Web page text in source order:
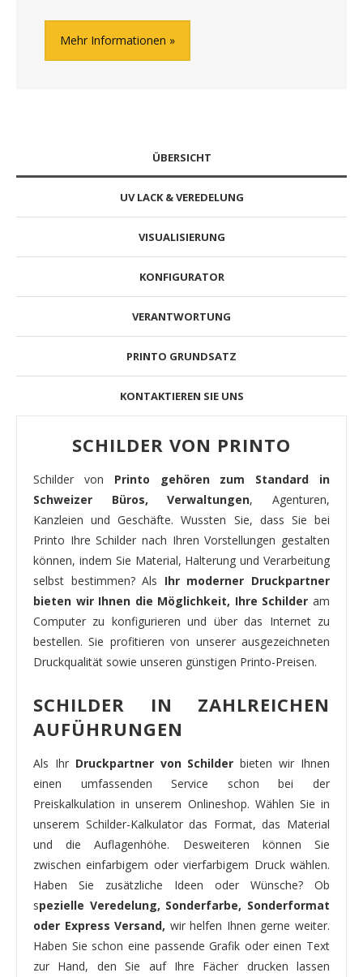
Mehr Informationen
ÜBERSICHT
UV LACK & VEREDELUNG
VISUALISIERUNG
KONFIGURATOR
VERANTWORTUNG
PRINTO GRUNDSATZ
KONTAKTIEREN SIE UNS
SCHILDER VON PRINTO
Schilder von Printo gehören zum Standard in
Schweizer Büros, Verwaltungen, Agenturen,
Kanzleien und Geschäfte. Wussten Sie, dass Sie bei
Printo Ihre Schilder nach Ihren Vorstellungen gestalten
können, indem Sie Material, Halterung und Verarbeitung
selbst bestimmen? Als Ihr moderner Druckpartner
bieten wir Ihnen die Möglichkeit, Ihre Schilder am
Computer zu konfigurieren und über das Internet zu
bestellen. Sie profitieren von unserer ausgezeichneten
Druckqualität sowie unseren günstigen Printo-Preisen.
SCHILDER IN ZAHLREICHEN
AUFÜHRUNGEN
Als Ihr Druckpartner von Schilderbieten wir Ihnen
einen umfassenden Service schon bei der
Preiskalkulation in unserem Onlineshop. Wählen Sie in
unserem Schilder-Kalkulator das Format, das Material
und die Auflagenhöhe. Desweiteren können Sie
zwischen einfarbigem oder vierfarbigem Druck wählen.
Haben Sie zusätzliche Ideen oder Wünsche? Ob
spezielle Veredelung, Sonderfarbe, Sonderformat
oder Express Versand, wir helfen Ihnen gerne weiter.
Haben Sie schon eine passende Grafik oder einen Text
zur Hand, den Sie auf Ihre Fächer drucken lassen